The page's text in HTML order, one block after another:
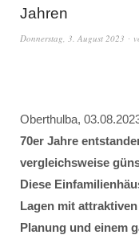
Jahren
Donnerstag, 3. August 2023
Oberthulba,
70er Jahre
vergleichsweise
Diese
Lagen mit
Planung und einem